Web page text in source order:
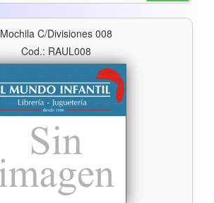
Mochila C/divisiones 008
Cod.: RAUL008